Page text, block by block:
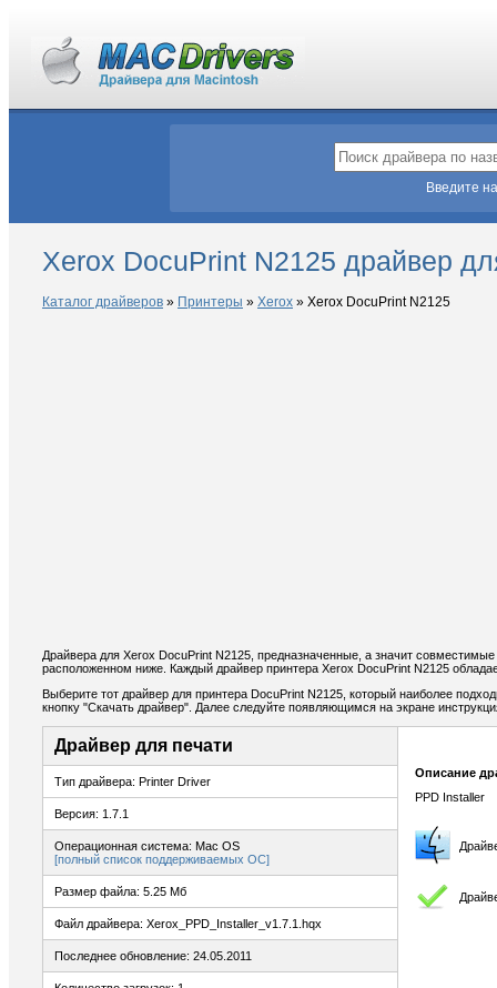
Введите
Xerox DocuPrint N2125 драйвер
Каталог драйверов » Принтеры » Xerox » Xerox DocuPrint N2125
Драйвера для Xerox DocuPrint N2125, предназначенные, а значит
расположенном ниже. Каждый драйвер принтера Xerox DocuPrint N2125
Выберите тот драйвер для принтера DocuPrint N2125, который наиболее
кнопку "Скачать драйвер". Далее следуйте появляющимся на экране
Драйвер для печати
Тип драйвера: Printer Driver
Версия: 1.7.1
Операционная система: Mac OS
[полный список поддерживаемых ОС]
Размер файла: 5.25 Мб
Файл драйвера: Xerox_PPD_Installer_v1.7.1.hqx
Последнее обновление: 24.05.2011
Описание
PPD Installer